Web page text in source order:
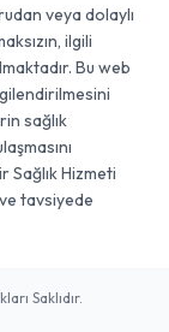
veya dolaylı
ilgili
Bu web
sağlık
Sağlık Hizmeti
tavsiyede
Saklıdır.